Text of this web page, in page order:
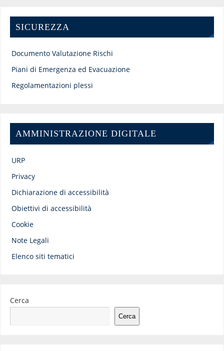
SICUREZZA
Documento Valutazione Rischi
Piani di Emergenza ed Evacuazione
Regolamentazioni plessi
AMMINISTRAZIONE DIGITALE
URP
Privacy
Dichiarazione di accessibilità
Obiettivi di accessibilità
Cookie
Note Legali
Elenco siti tematici
Cerca
Cerca